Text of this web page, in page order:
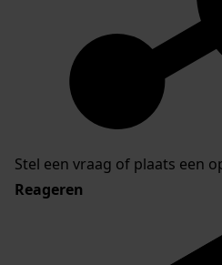
Stel een vraag of plaats een
Reageren